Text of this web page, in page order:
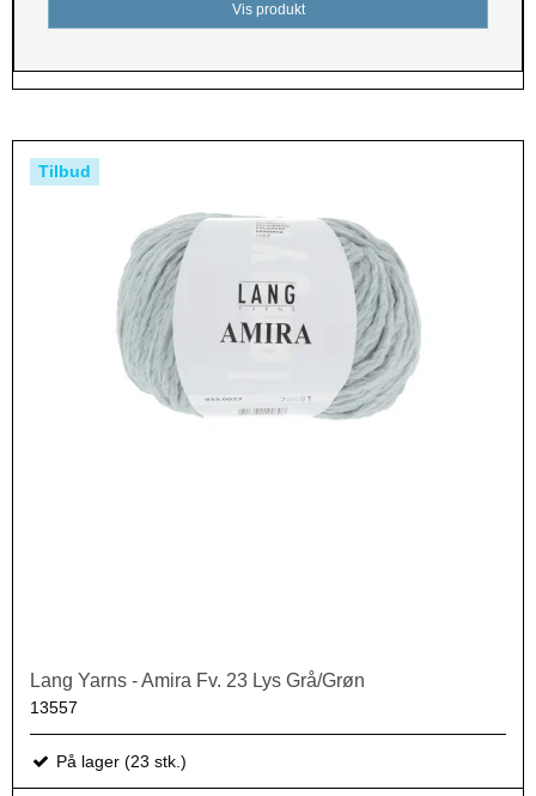
Vis produkt
Tilbud
Lang Yarns - Amira Fv. 23 Lys Grå/Grøn
13557
På lager (23 stk.)